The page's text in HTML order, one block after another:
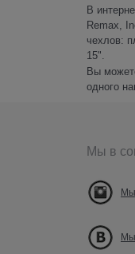
В
Remax,
чехлов:
15".
Вы
одного
Мы в
Мы
Мы